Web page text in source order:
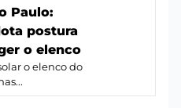
Paulo:
postura
o elenco
o elenco do